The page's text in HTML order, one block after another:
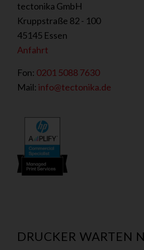
tectonika GmbH
Kruppstraße 82 - 100
45145 Essen
Anfahrt
Fon: 0201 5088 7630
Mail: info@tectonika.de
DRUCKER WARTEN